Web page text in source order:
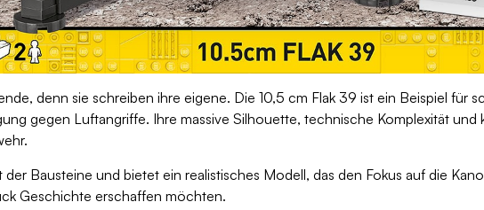
denn sie schreiben ihre eigene. Die 10,5 cm Flak 39 ist ein Beispiel für
gegen Luftangriffe. Ihre massive Silhouette, technische Komplexität
Bausteine und bietet ein realistisches Modell, das den Fokus auf die
Geschichte erschaffen möchten.